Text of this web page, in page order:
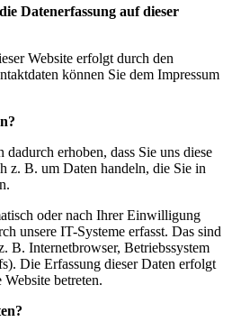
Datenerfassung auf dieser
Website erfolgt durch den
können Sie dem Impressum
erhoben, dass Sie uns diese
z. B. um Daten handeln, die Sie in
oder nach Ihrer Einwilligung
unsere IT-Systeme erfasst. Das sind
B. Internetbrowser, Betriebssystem
Die Erfassung dieser Daten erfolgt
betreten.